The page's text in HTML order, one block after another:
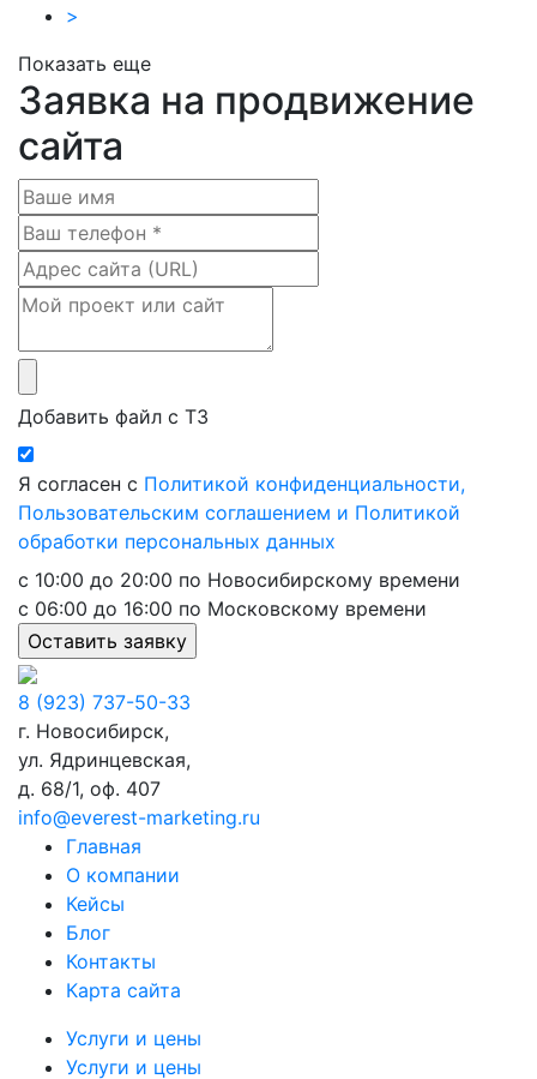
>
Показать еще
Заявка на продвижение
сайта
Добавить файл с ТЗ
Я согласен с Политикой конфиденциальности,
Пользовательским соглашением и Политикой
обработки персональных данных
с 10:00 до 20:00 по Новосибирскому времени
с 06:00 до 16:00 по Московскому времени
8 (923) 737-50-33
г. Новосибирск,
ул. Ядринцевская,
д. 68/1, оф. 407
info@everest-marketing.ru
Главная
О компании
Кейсы
Блог
Контакты
Карта сайта
Услуги и цены
Услуги и цены